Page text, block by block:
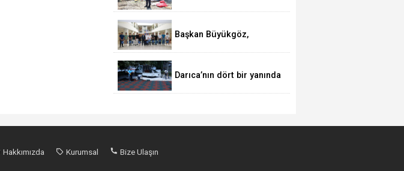
Başkan Büyükgöz,
Şampiyonlarını Ağırladı
Darıca’nın dört bir yanında
Hakkımızda Kurumsal Bize Ulaşın